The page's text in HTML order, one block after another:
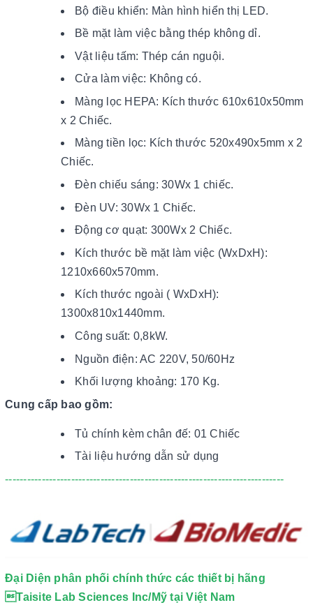
Bộ điều khiển: Màn hình hiển thị LED.
Bề mặt làm việc bằng thép không dỉ.
Vật liệu tấm: Thép cán nguội.
Cửa làm việc: Không có.
Màng lọc HEPA: Kích thước 610x610x50mm
x 2 Chiếc.
Màng tiền lọc: Kích thước 520x490x5mm x 2
Chiếc.
Đèn chiếu sáng: 30Wx 1 chiếc.
Đèn UV: 30Wx 1 Chiếc.
Động cơ quạt: 300Wx 2 Chiếc.
Kích thước bề mặt làm việc (WxDxH):
1210x660x570mm.
Kích thước ngoài ( WxDxH):
1300x810x1440mm.
Công suất: 0,8kW.
Nguồn điện: AC 220V, 50/60Hz
Khối lượng khoảng: 170 Kg.
Cung cấp bao gồm:
Tủ chính kèm chân đế: 01 Chiếc
Tài liệu hướng dẫn sử dụng
----------------------------------------------------------------------------
Đại Diện phân phối chính thức các thiết bị hãng
Taisite Lab Sciences Inc/Mỹ tại Việt Nam